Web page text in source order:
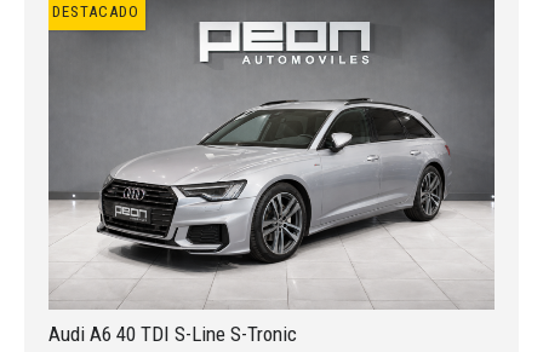
DESTACADO
Audi A6 40 TDI S-Line S-Tronic